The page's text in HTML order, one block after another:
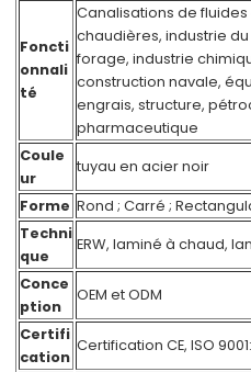
Foncti
onnali
té
Canalisations de
chaudières, industrie
forage, industrie
construction navale,
engrais, structure,
pharmaceutique
Coule
ur
tuyau en acier noir
Forme Rond ; Carré ;
Techni
que
ERW, laminé à chaud,
Conce
ption
OEM et ODM
Certifi
cation
Certification CE, ISO